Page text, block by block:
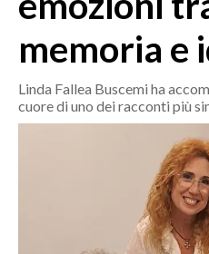
AGENDA
CRONACA
MONDO
SERVIZI ALLE IMPRESE
memoria e
Linda Fallea Buscemi ha
cuore di uno dei racconti più